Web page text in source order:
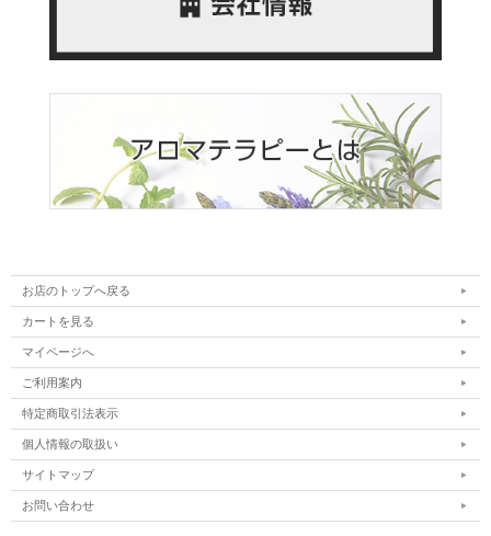
お店のトップへ戻る
カートを見る
マイページへ
ご利用案内
特定商取引法表示
個人情報の取扱い
サイトマップ
お問い合わせ